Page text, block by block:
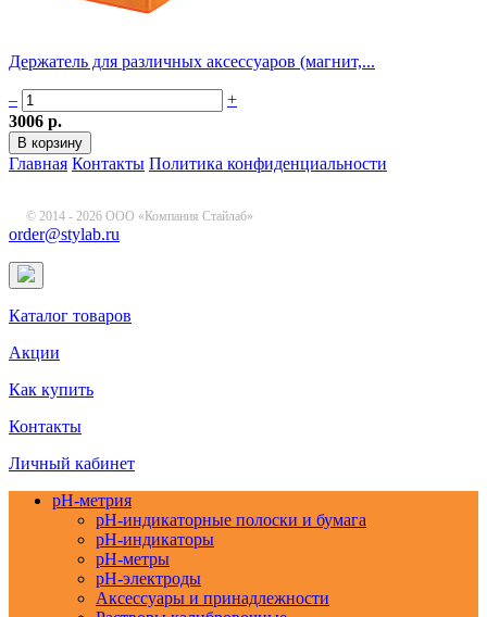
Держатель для различных аксессуаров (магнит,...
–
+
3006 р.
Главная Контакты Политика конфиденциальности
© 2014 - 2026 ООО «Компания Стайлаб»
order@stylab.ru
Каталог товаров
Акции
Как купить
Контакты
Личный кабинет
pH-метрия
pH-индикаторные полоски и бумага
pH-индикаторы
pH-метры
pH-электроды
Аксессуары и принадлежности